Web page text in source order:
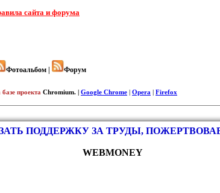
сайта и форума
Фотоальбом | Форум
базе проекта Chromium. | Google Chrome | Opera | Firefox
ПОДДЕРЖКУ ЗА ТРУДЫ,
WEBMONEY